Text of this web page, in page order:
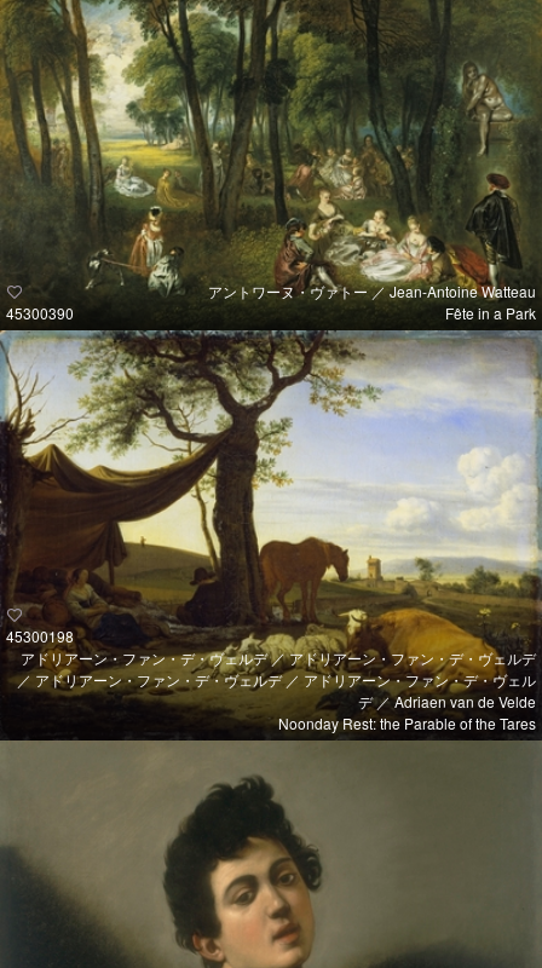
45300390
アントワーヌ・ヴァトー ／ Jean-Antoine Watteau
Fête in a Park
45300198
アドリアーン・ファン・デ・ヴェルデ ／ アドリアーン・ファン・デ・ヴェルデ
／ アドリアーン・ファン・デ・ヴェルデ ／ アドリアーン・ファン・デ・ヴェル
デ ／ Adriaen van de Velde
Noonday Rest: the Parable of the Tares